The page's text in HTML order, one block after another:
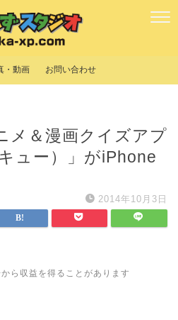
・動画 お問い合わせ
メ＆漫画クイズアプ
ュー）」がiPhone
2014年10月3日
ら収益を得ることがあります